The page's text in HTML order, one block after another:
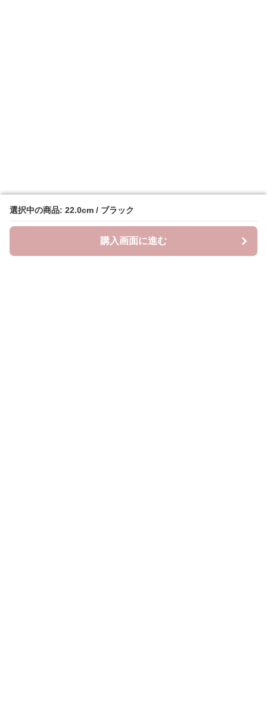
選択中の商品: 22.0cm / ブラック
購入画面に進む
選択中の商品: 22.0cm / ブラック
購入画面に進む